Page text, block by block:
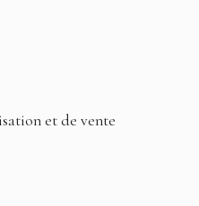
et de vente